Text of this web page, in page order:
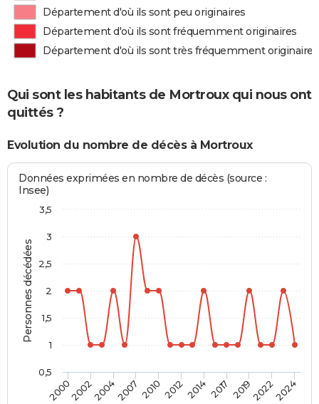
Département d'où ils sont peu originaires
Département d'où ils sont fréquemment originaires
Département d'où ils sont très fréquemment originaires
Qui sont les habitants de Mortroux qui nous ont
quittés ?
Evolution du nombre de décès à Mortroux
Personnes décédées
Données exprimées en nombre de décès (source :
Insee)
2000200220042007 2010 20122014 2017 201920222024
0,5
1
1,5
2
2,5
3
3,5